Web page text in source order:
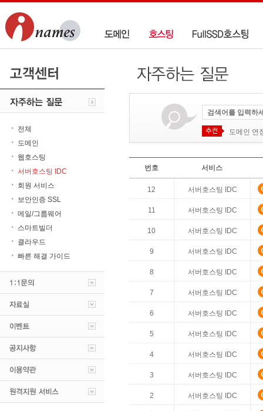
전체
도메인
웹호스팅
서버호스팅 IDC
회원 서비스
보안인증 SSL
메일/그룹웨어
스마트빌더
클라우드
빠른 해결 가이드
도메인 연
번호 서비스
12 서버호스팅 IDC
11 서버호스팅 IDC
10 서버호스팅 IDC
9 서버호스팅 IDC
8 서버호스팅 IDC
7 서버호스팅 IDC
6 서버호스팅 IDC
5 서버호스팅 IDC
4 서버호스팅 IDC
3 서버호스팅 IDC
2 서버호스팅 IDC